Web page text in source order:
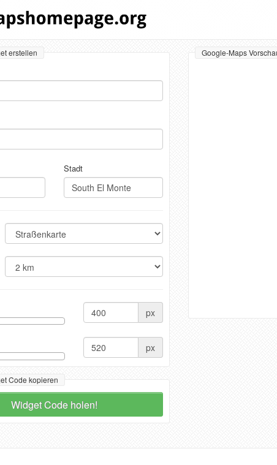
erstellen
Stadt
px
px
Code kopieren
Widget Code holen!
Google-Maps